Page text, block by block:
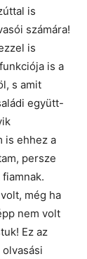
is
számára!
is
is a
s amit
együtt-
is ehhez a
persze
még ha
nem volt
Ez az